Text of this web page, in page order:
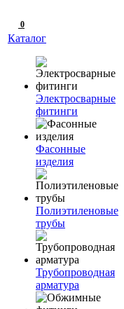
0
Каталог
Электросварные
фитинги
Фасонные
изделия
Полиэтиленовые
трубы
Трубопроводная
арматура